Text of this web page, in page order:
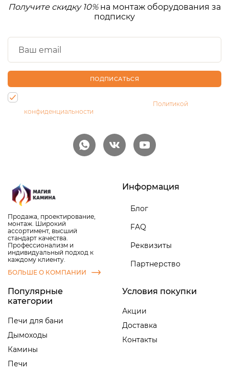
Получите скидку 10%на монтаж оборудования за
подписку
ПОДПИСАТЬСЯ
Политикой
конфиденциальности
Продажа, проектирование,
монтаж. Широкий
ассортимент, высший
стандарт качества.
Профессионализм и
индивидуальный подход к
каждому клиенту.
БОЛЬШЕ О КОМПАНИИ
Информация
Блог
FAQ
Реквизиты
Партнерство
Популярные
категории
Печи для бани
Дымоходы
Камины
Печи
Условия покупки
Акции
Доставка
Контакты